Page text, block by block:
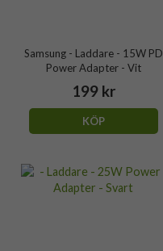
Samsung - Laddare - 15W PD
Power Adapter - Vit
199 kr
KÖP